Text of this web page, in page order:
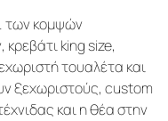
των κομψών
king size,
τουαλέτα και
ξεχωριστούς, custom
και η θέα στην